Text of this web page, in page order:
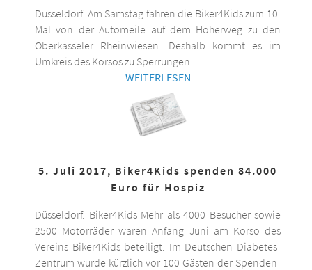
Düsseldorf. Am Samstag fahren die Biker4Kids zum 10.
Mal von der Automeile auf dem Höherweg zu den
Oberkasseler Rheinwiesen. Deshalb kommt es im
Umkreis des Korsos zu Sperrungen.
WEITERLESEN
5. Juli 2017, Biker4Kids spenden 84.000
Euro für Hospiz
Düsseldorf. Biker4Kids Mehr als 4000 Besucher sowie
2500 Motorräder waren Anfang Juni am Korso des
Vereins Biker4Kids beteiligt. Im Deutschen Diabetes-
Zentrum wurde kürzlich vor 100 Gästen der Spenden-